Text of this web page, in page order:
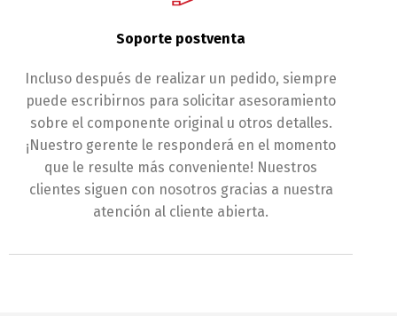
Soporte postventa
Incluso después de realizar un pedido, siempre
puede escribirnos para solicitar asesoramiento
sobre el componente original u otros detalles.
¡Nuestro gerente le responderá en el momento
que le resulte más conveniente! Nuestros
clientes siguen con nosotros gracias a nuestra
atención al cliente abierta.
Switch The Language
English Deutsch
Français Español